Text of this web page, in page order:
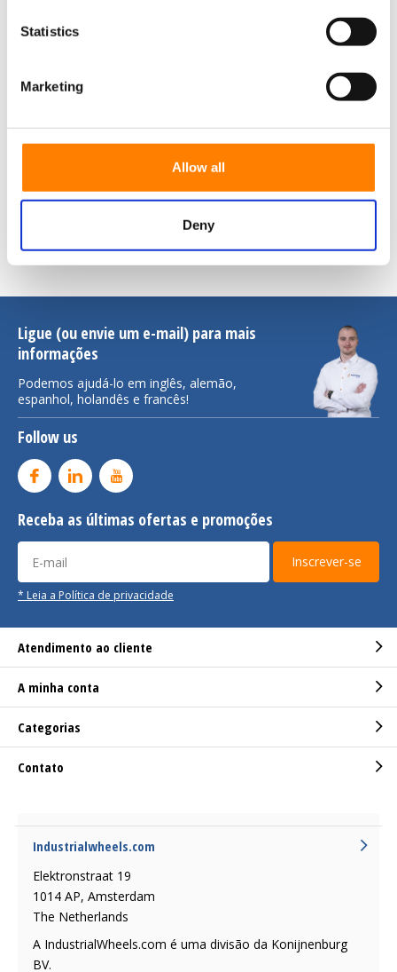
Statistics
Marketing
Allow all
Deny
Ligue (ou envie um e-mail) para mais
informações
Podemos ajudá-lo em inglês, alemão,
espanhol, holandês e francês!
Follow us
Receba as últimas ofertas e promoções
Inscrever-se
* Leia a Política de privacidade
Atendimento ao cliente
A minha conta
Categorias
Contato
Industrialwheels.com
Elektronstraat 19
1014 AP, Amsterdam
The Netherlands
A IndustrialWheels.com é uma divisão da Konijnenburg
BV.